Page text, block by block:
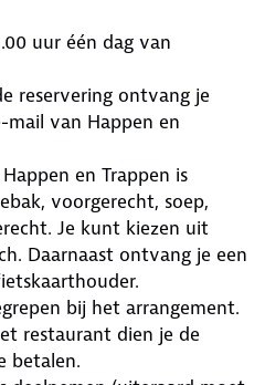
uur één dag van
reservering ontvang je
van Happen en
en Trappen is
voorgerecht, soep,
Je kunt kiezen uit
Daarnaast ontvang je een
bij het arrangement.
restaurant dien je de
betalen.